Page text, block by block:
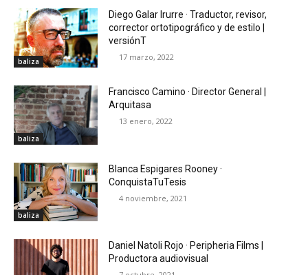
baliza
Diego Galar Irurre · Traductor, revisor,
corrector ortotipográfico y de estilo |
versiónT
17 marzo, 2022
baliza
Francisco Camino · Director General |
Arquitasa
13 enero, 2022
baliza
Blanca Espigares Rooney ·
ConquistaTuTesis
4 noviembre, 2021
Daniel Natoli Rojo · Peripheria Films |
Productora audiovisual